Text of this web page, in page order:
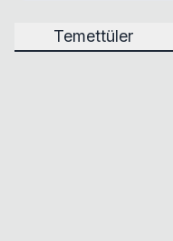
Temettüler